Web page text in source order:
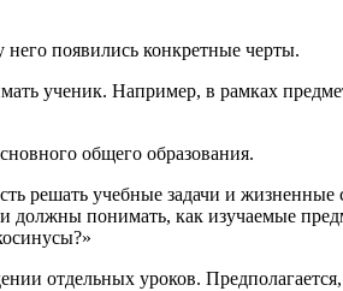
появились конкретные черты.
ученик. Например, в рамках
общего образования.
решать учебные задачи и
должны понимать, как изучаемые
отдельных уроков.